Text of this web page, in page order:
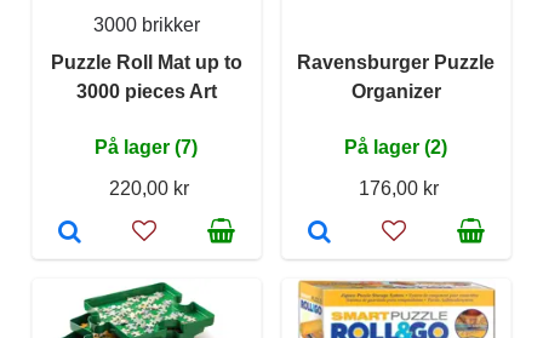
3000 brikker
Puzzle Roll Mat up to
3000 pieces Art
På lager (7)
220,00 kr
Ravensburger Puzzle
Organizer
På lager (2)
176,00 kr